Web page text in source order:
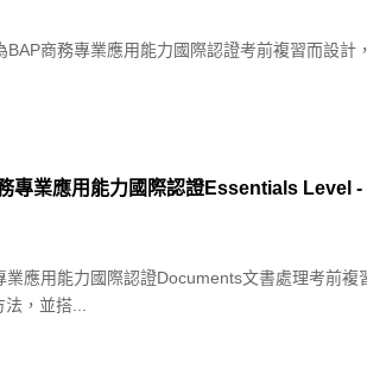
商務專業應用能力國際認證考前複習而設
業應用能力國際認證Essentials Level -
應用能力國際認證Documents文書處理考前
，並搭...